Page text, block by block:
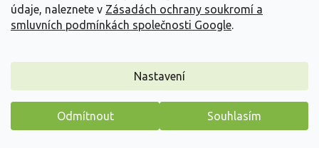
údaje, naleznete v Zásadách ochrany soukromí a
smluvních podmínkách společnosti Google.
Nastavení
Odmítnout Souhlasím
Vytvořil Shoptet
Copyright 2026Zahradnictví Spomyšl. Všechna práva
vyhrazena.
Máme pro vás malý dárek